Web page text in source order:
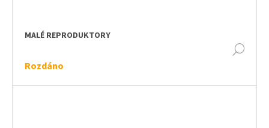
MALÉ REPRODUKTORY
Rozdáno